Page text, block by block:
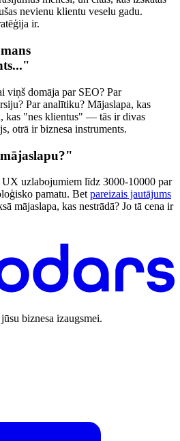
nevienu klientu veselu gadu.
ir.
viņš domāja par SEO? Par
Par analītiku? Mājaslapa, kas
kas "nes klientus" — tās ir divas
otrā ir biznesa instruments.
uzlabojumiem līdz 3000-10000 par
pamatu. Bet pareizais jautājums
mājaslapa, kas nestrādā? Jo tā cena ir
biznesa izaugsmei.